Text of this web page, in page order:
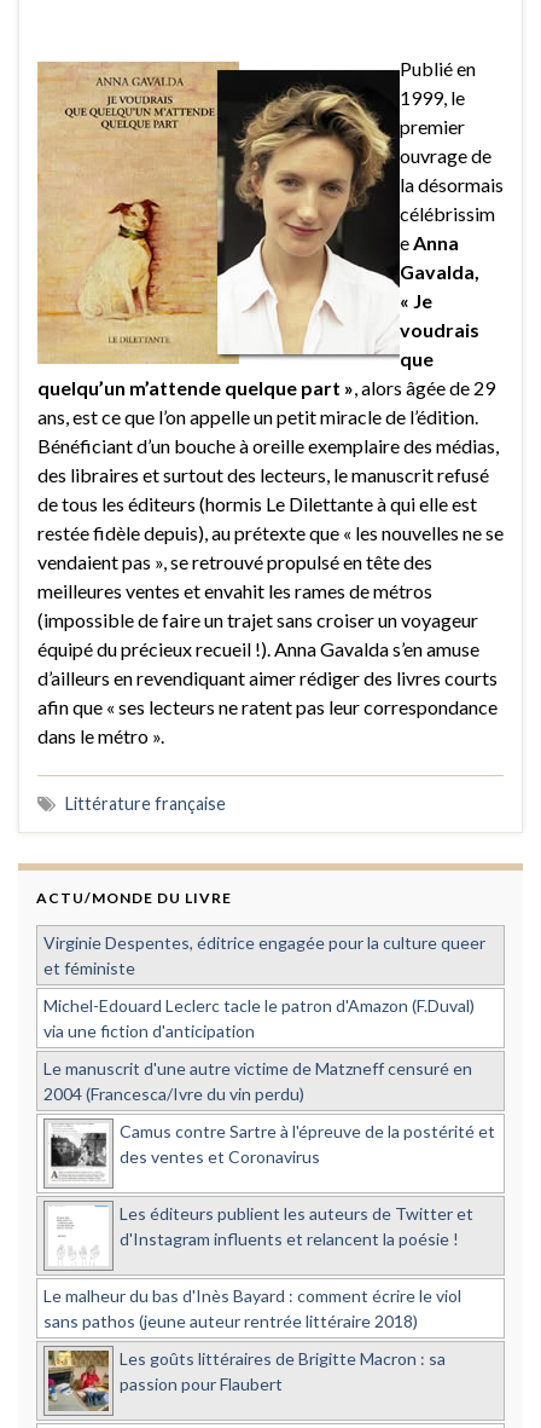
Publié en
1999, le
premier
ouvrage de
la désormais
célébrissim
e Anna
Gavalda,
« Je
voudrais
que
quelqu’un m’attende quelque part » , alors âgée de 29
ans, est ce que l’on appelle un petit miracle de l’édition.
Bénéficiant d’un bouche à oreille exemplaire des médias,
des libraires et surtout des lecteurs, le manuscrit refusé
de tous les éditeurs (hormis Le Dilettante à qui elle est
restée fidèle depuis), au prétexte que « les nouvelles ne se
vendaient pas », se retrouvé propulsé en tête des
meilleures ventes et envahit les rames de métros
(impossible de faire un trajet sans croiser un voyageur
équipé du précieux recueil !). Anna Gavalda s’en amuse
d’ailleurs en revendiquant aimer rédiger des livres courts
afin que « ses lecteurs ne ratent pas leur correspondance
dans le métro ».
Littérature française
ACTU/MONDE DU LIVRE
Virginie Despentes, éditrice engagée pour la culture queer
et féministe
Michel-Edouard Leclerc tacle le patron d'Amazon (F.Duval)
via une fiction d'anticipation
Le manuscrit d'une autre victime de Matzneff censuré en
2004 (Francesca/Ivre du vin perdu)
Camus contre Sartre à l'épreuve de la postérité et
des ventes et Coronavirus
Les éditeurs publient les auteurs de Twitter et
d'Instagram influents et relancent la poésie !
Le malheur du bas d'Inès Bayard : comment écrire le viol
sans pathos (jeune auteur rentrée littéraire 2018)
Les goûts littéraires de Brigitte Macron : sa
passion pour Flaubert